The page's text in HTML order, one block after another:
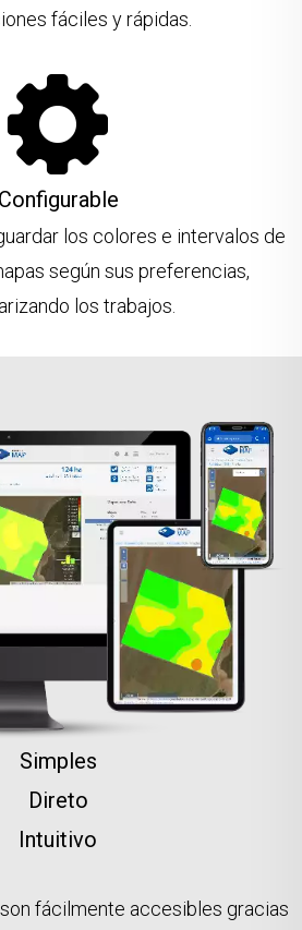
fáciles y rápidas.
Configurable
los colores e intervalos de
según sus preferencias,
los trabajos.
Simples
Direto
Intuitivo
fácilmente accesibles gracias